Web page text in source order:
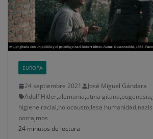
EUROPA
24 septiembre 2021
José Miguel Gándara
Adolf Hitler,alemania,etnia gitana,eugenesia,
higiene racial,holocausto,lesa humanidad,
porrajmos
24 minutos de lectura